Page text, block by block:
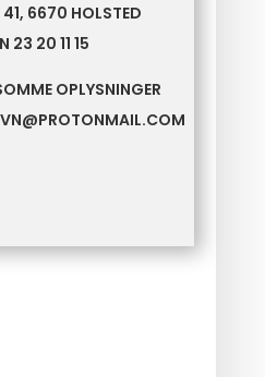
41, 6670 HOLSTED
23 20 11 15
OPLYSNINGER